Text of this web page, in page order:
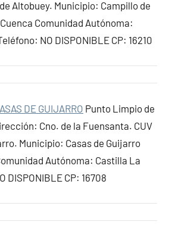
Altobuey. Municipio: Campillo de
Comunidad Autónoma:
NO DISPONIBLE CP: 16210
DE GUIJARRO Punto Limpio de
Cno. de la Fuensanta. CUV
Municipio: Casas de Guijarro
Autónoma: Castilla La
DISPONIBLE CP: 16708